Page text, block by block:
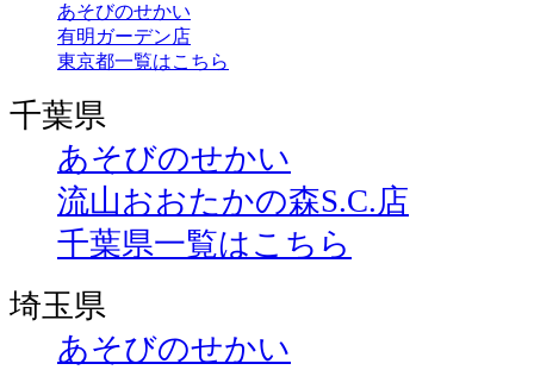
あそびのせかい
有明ガーデン店
東京都一覧はこちら
千葉県
あそびのせかい
流山おおたかの森S.C.店
千葉県一覧はこちら
埼玉県
あそびのせかい